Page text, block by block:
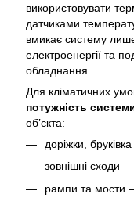
використовувати
датчиками
вмикає систему
електроенергії та
обладнання.
Для кліматичних
потужність
об’єкта:
доріжки,
зовнішні сходи
рампи та мости